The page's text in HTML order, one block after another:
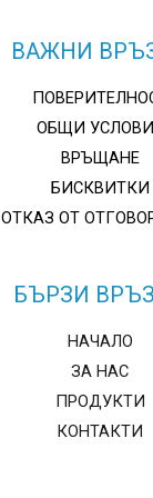
ВАЖНИ
ОБЩИ
ВРЪЩАНЕ
БИСКВИТКИ
ОТКАЗ ОТ
БЪРЗИ
НАЧАЛО
ЗА НАС
ПРОДУКТИ
КОНТАКТИ